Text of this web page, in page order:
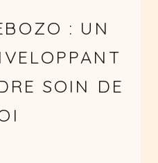
: UN
SOIN DE